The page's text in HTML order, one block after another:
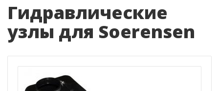
Гидравлические
узлы для Soerensen